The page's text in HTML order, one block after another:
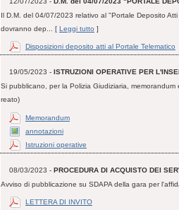
Il D.M. del 04/07/2023 relativo al "Portale Deposito
dovranno dep... [ Leggi tutto ]
Disposizioni deposito atti al Portale Telematico
19/05/2023 - ISTRUZIONI OPERATIVE PER
Si pubblicano, per la Polizia Giudiziaria,
reato)
Memorandum
annotazioni
Istruzioni operative
08/03/2023 - PROCEDURA DI ACQUISTO DEI
Avviso di pubblicazione su SDAPA della gara per
LETTERA DI INVITO